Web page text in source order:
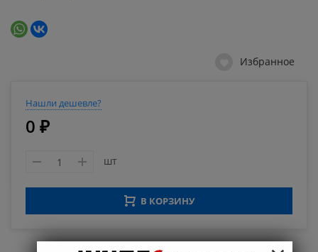
Избранное
Нашли дешевле?
0 ₽
шт
В КОРЗИНУ